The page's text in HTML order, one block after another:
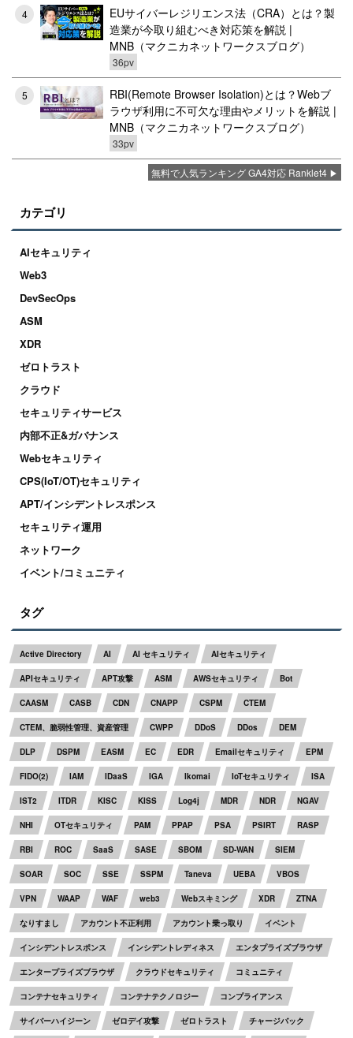
4
EUサイバーレジリエンス法（CRA）とは？製
造業が今取り組むべき対応策を解説 |
MNB（マクニカネットワークスブログ）
36pv
5
RBI(Remote Browser Isolation)とは？Webブ
ラウザ利用に不可欠な理由やメリットを解説 |
MNB（マクニカネットワークスブログ）
33pv
無料で人気ランキング GA4対応 Ranklet4
カテゴリ
AIセキュリティ
Web3
DevSecOps
ASM
XDR
ゼロトラスト
クラウド
セキュリティサービス
内部不正&ガバナンス
Webセキュリティ
CPS(IoT/OT)セキュリティ
APT/インシデントレスポンス
セキュリティ運用
ネットワーク
イベント/コミュニティ
タグ
Active Directory AI AI セキュリティ AIセキュリティ
APIセキュリティ APT攻撃 ASM AWSセキュリティ Bot
CAASM CASB CDN CNAPP CSPM CTEM
CTEM、脆弱性管理、資産管理 CWPP DDoS DDos DEM
DLP DSPM EASM EC EDR Emailセキュリティ EPM
FIDO(2) IAM IDaaS IGA Ikomai IoTセキュリティ ISA
IST2 ITDR KISC KISS Log4j MDR NDR NGAV
NHI OTセキュリティ PAM PPAP PSA PSIRT RASP
RBI ROC SaaS SASE SBOM SD-WAN SIEM
SOAR SOC SSE SSPM Taneva UEBA VBOS
VPN WAAP WAF web3 Webスキミング XDR ZTNA
なりすまし アカウント不正利用 アカウント乗っ取り イベント
インシデントレスポンス インシデントレディネス エンタプライズブラウザ
エンタープライズブラウザ クラウドセキュリティ コミュニティ
コンテナセキュリティ コンテナテクノロジー コンプライアンス
サイバーハイジーン ゼロデイ攻撃 ゼロトラスト チャージバック